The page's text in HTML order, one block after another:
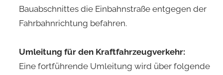
Bauabschnittes die Einbahnstraße entgegen der
Fahrbahnrichtung befahren.
Umleitung für den Kraftfahrzeugverkehr:
Eine fortführende Umleitung wird über folgende